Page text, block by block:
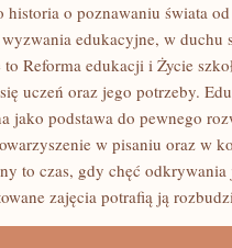
historia o poznawaniu świata
wyzwania edukacyjne, w
to Reforma edukacji i Życie
uczeń oraz jego potrzeby.
jako podstawa do pewnego
w pisaniu oraz w
to czas, gdy chęć odkrywania
zajęcia potrafią ją